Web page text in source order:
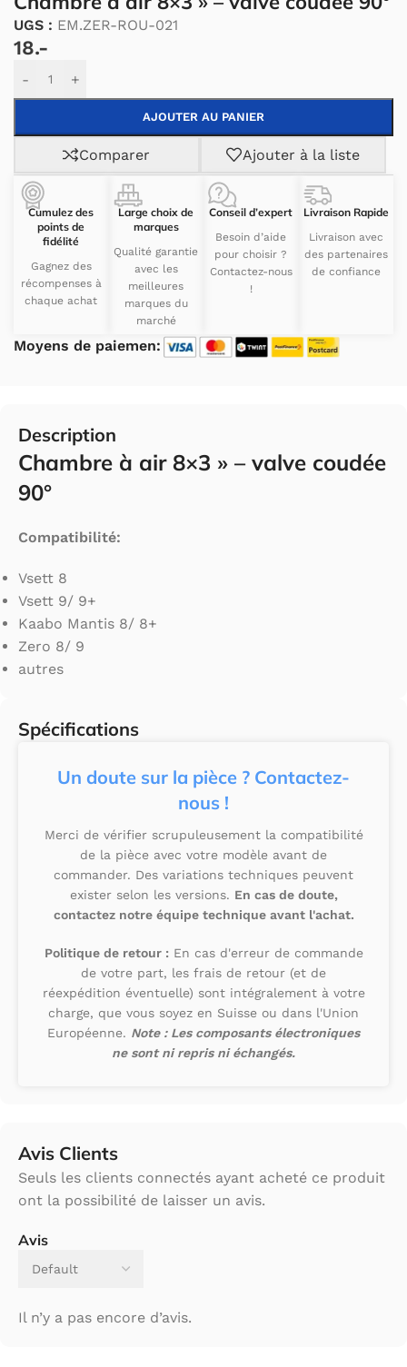
UGS : EM.ZER-ROU-021
18.-
- +
AJOUTER AU PANIER
Alternative:
Comparer Ajouter à la liste
Cumulez des
points de
fidélité
Gagnez des
récompenses à
chaque achat
Large choix de
marques
Qualité garantie
avec les
meilleures
marques du
marché
Conseil d’expert
Besoin d’aide
pour choisir ?
Contactez-nous
!
Livraison Rapide
Livraison avec
des partenaires
de confiance
Moyens de paiemen:
Description
Chambre à air 8×3 » – valve coudée
90°
Compatibilité:
Vsett 8
Vsett 9/ 9+
Kaabo Mantis 8/ 8+
Zero 8/ 9
autres
Spécifications
Un doute sur la pièce ? Contactez-
nous !
Merci de vérifier scrupuleusement la compatibilité
de la pièce avec votre modèle avant de
commander. Des variations techniques peuvent
exister selon les versions. En cas de doute,
contactez notre équipe technique avant l'achat.
Politique de retour : En cas d'erreur de commande
de votre part, les frais de retour (et de
réexpédition éventuelle) sont intégralement à votre
charge, que vous soyez en Suisse ou dans l'Union
Européenne. Note : Les composants électroniques
ne sont ni repris ni échangés.
Avis Clients
Avis
Il n’y a pas encore d’avis.
Seuls les clients connectés ayant acheté ce produit
ont la possibilité de laisser un avis.